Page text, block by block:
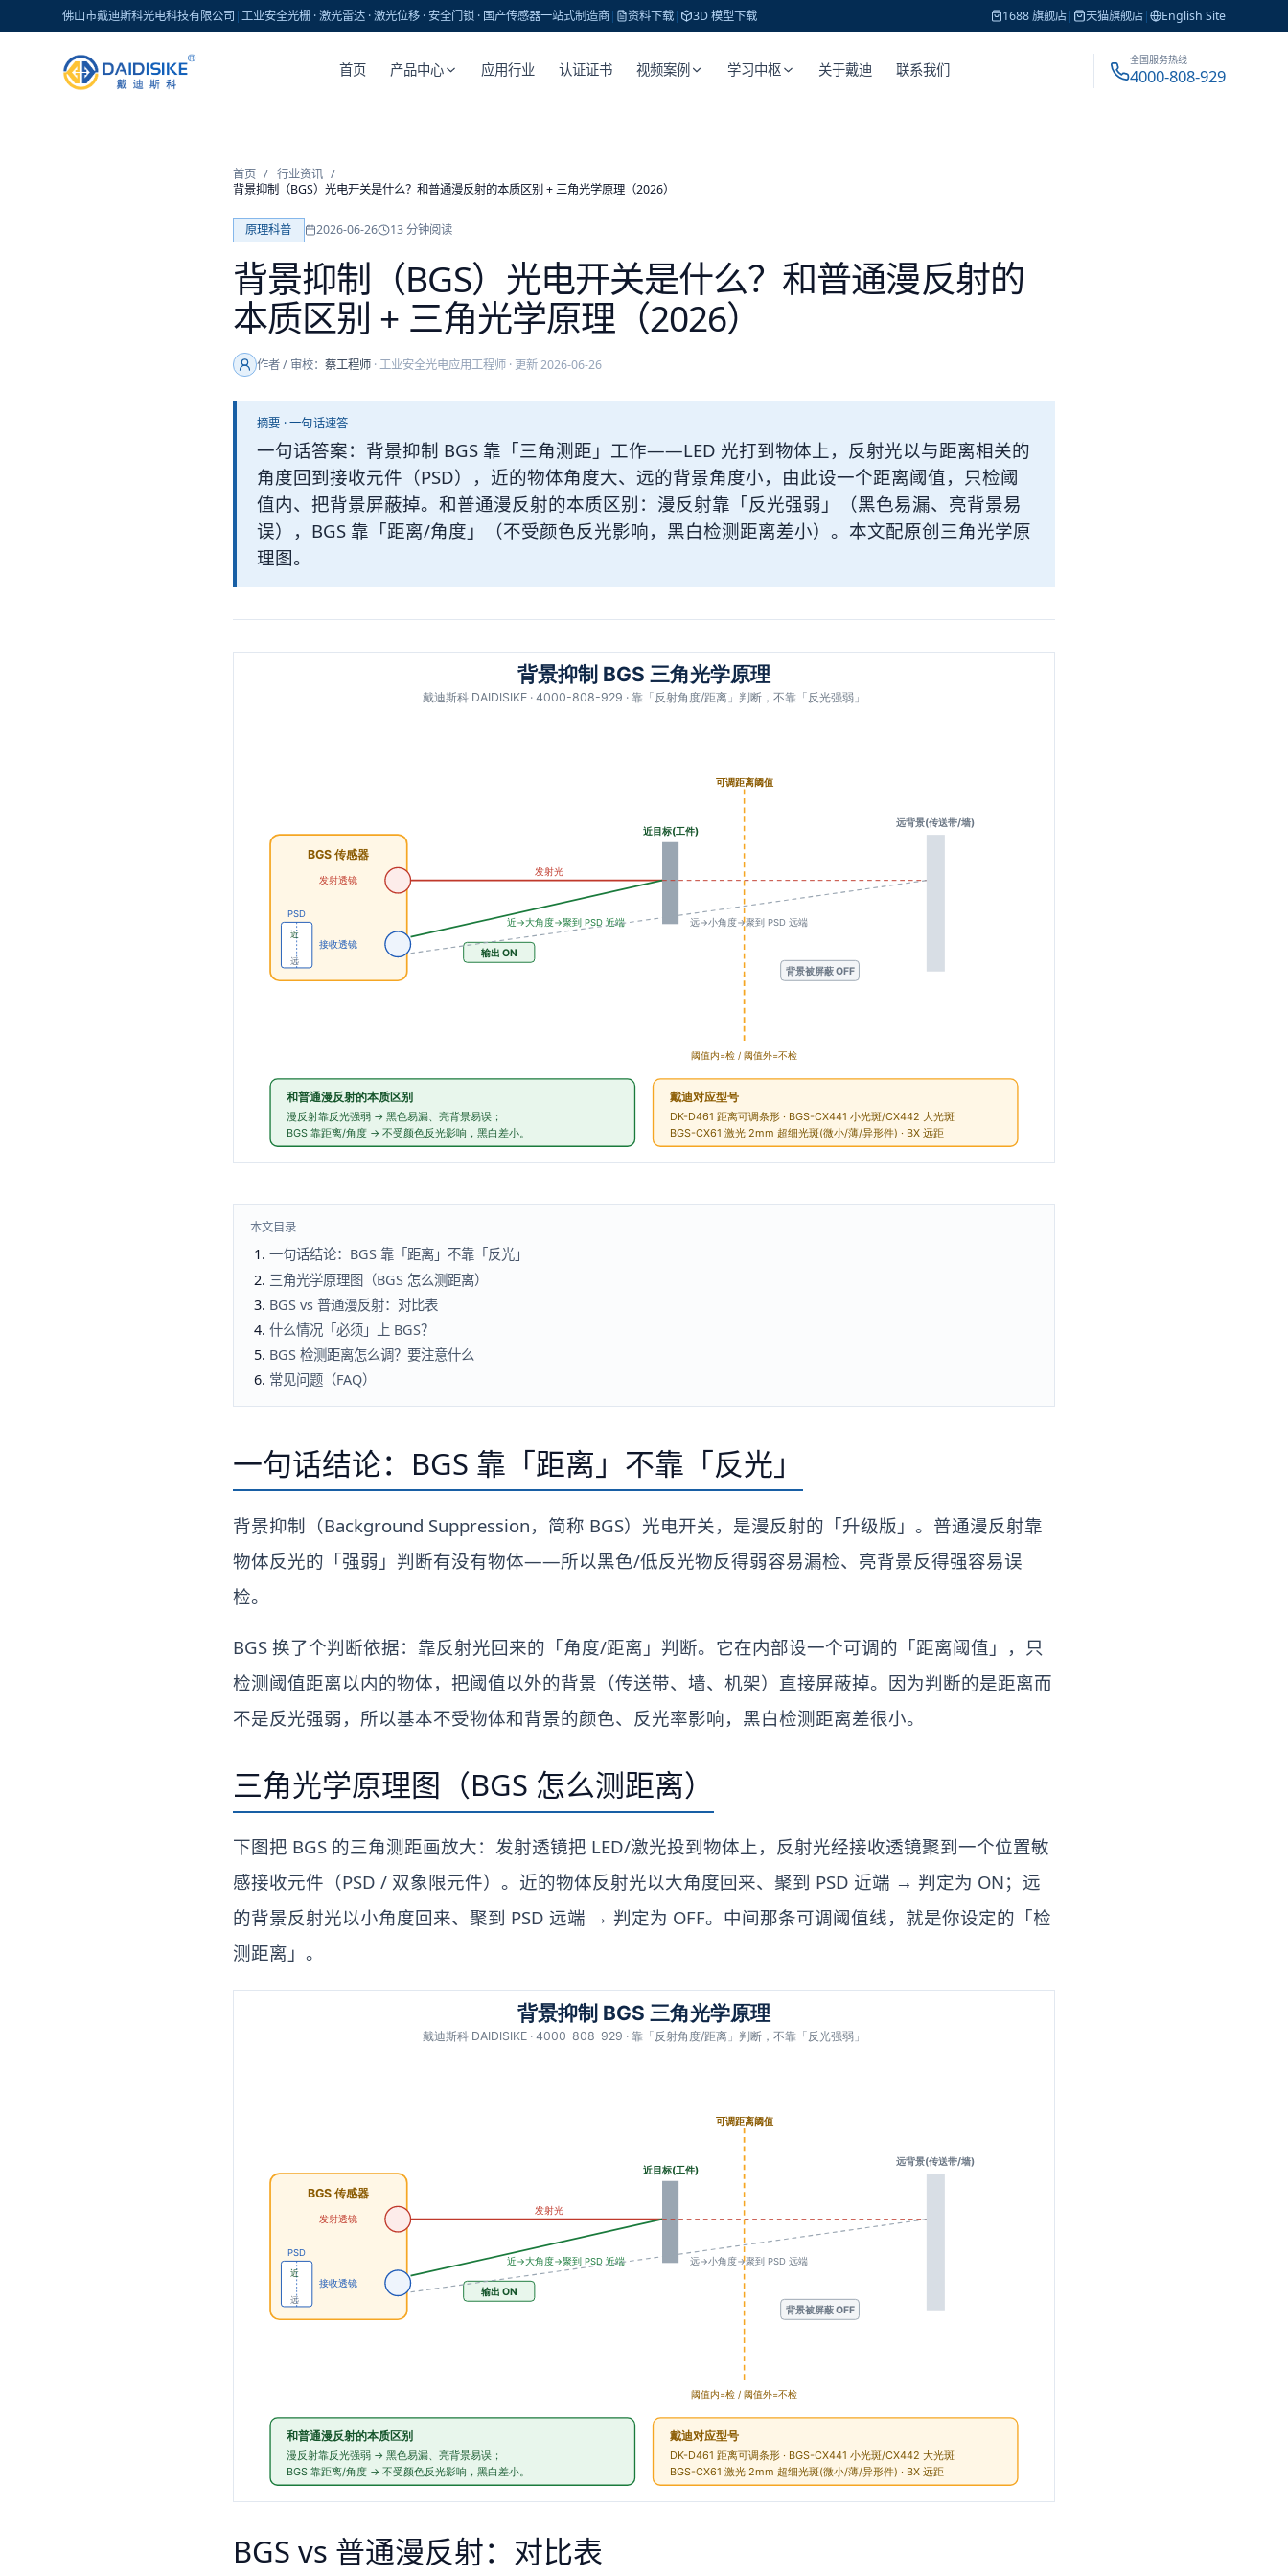
佛山市戴迪斯科光电科技有限公司 |工业安全光栅 · 激光雷达 · 激光位移 · 安全门锁 · 国产传感器一站式制造商| 资料下载| 3D 模型下载 1688 旗舰店| 天猫旗舰店| English Site
首页 产品中心 应用行业 认证证书 视频案例 学习中枢 关于戴迪 联系我们
全国服务热线
4000-808-929
首页 / 行业资讯 /
背景抑制（BGS）光电开关是什么？和普通漫反射的本质区别 + 三角光学原理（2026）
原理科普 2026-06-26 13分钟阅读
背景抑制（BGS）光电开关是什么？和普通漫反射的
本质区别 + 三角光学原理（2026）
作者 / 审校： 蔡工程师·工业安全光电应用工程师· 更新2026-06-26
摘要 · 一句话速答
一句话答案：背景抑制 BGS 靠「三角测距」工作——LED 光打到物体上，反射光以与距离相关的
角度回到接收元件（PSD），近的物体角度大、远的背景角度小，由此设一个距离阈值，只检阈
值内、把背景屏蔽掉。和普通漫反射的本质区别：漫反射靠「反光强弱」（黑色易漏、亮背景易
误），BGS 靠「距离/角度」（不受颜色反光影响，黑白检测距离差小）。本文配原创三角光学原
理图。
本文目录
一句话结论：BGS 靠「距离」不靠「反光」
三角光学原理图（BGS 怎么测距离）
BGS vs 普通漫反射：对比表
什么情况「必须」上 BGS？
BGS 检测距离怎么调？要注意什么
常见问题（FAQ）
一句话结论：BGS 靠「距离」不靠「反光」
背景抑制（Background Suppression，简称 BGS）光电开关，是漫反射的「升级版」。普通漫反射靠
物体反光的「强弱」判断有没有物体——所以黑色/低反光物反得弱容易漏检、亮背景反得强容易误
检。
BGS 换了个判断依据：靠反射光回来的「角度/距离」判断。它在内部设一个可调的「距离阈值」，只
检测阈值距离以内的物体，把阈值以外的背景（传送带、墙、机架）直接屏蔽掉。因为判断的是距离而
不是反光强弱，所以基本不受物体和背景的颜色、反光率影响，黑白检测距离差很小。
三角光学原理图（BGS 怎么测距离）
下图把 BGS 的三角测距画放大：发射透镜把 LED/激光投到物体上，反射光经接收透镜聚到一个位置敏
感接收元件（PSD / 双象限元件）。近的物体反射光以大角度回来、聚到 PSD 近端 → 判定为 ON；远
的背景反射光以小角度回来、聚到 PSD 远端 → 判定为 OFF。中间那条可调阈值线，就是你设定的「检
测距离」。
BGS vs 普通漫反射：对比表